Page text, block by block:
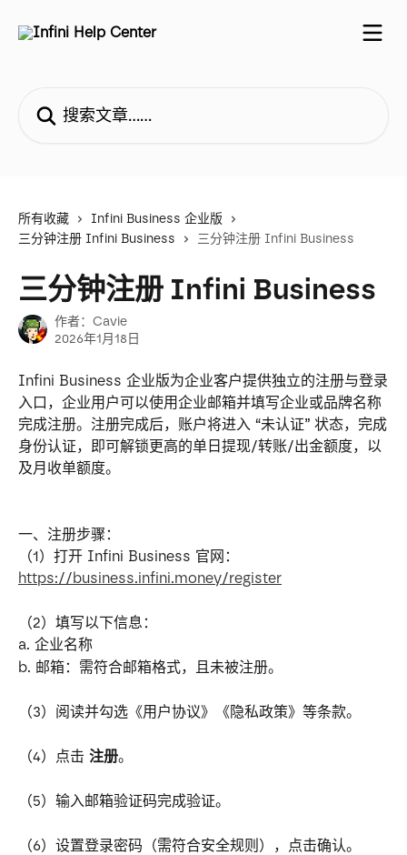
所有收藏
Infini Business 企业版
三分钟注册 Infini Business
三分钟注册 Infini Business
三分钟注册 Infini Business
作者： Cavie
2026年1月18日
Infini Business 企业版为企业客户提供独立的注册与登录
入口，企业用户可以使用企业邮箱并填写企业或品牌名称
完成注册。注册完成后，账户将进入 “未认证” 状态，完成
身份认证，即可解锁更高的单日提现/转账/出金额度，以
及月收单额度。
一、注册步骤：
（1）打开 Infini Business 官网：
https://business.infini.money/register
（2）填写以下信息：
a. 企业名称
b. 邮箱：需符合邮箱格式，且未被注册。
（3）阅读并勾选《用户协议》《隐私政策》等条款。
（4）点击 注册。
（5）输入邮箱验证码完成验证。
（6）设置登录密码（需符合安全规则），点击确认。